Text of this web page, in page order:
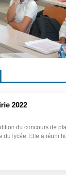
2022
du concours de
du lycée. Elle a réuni